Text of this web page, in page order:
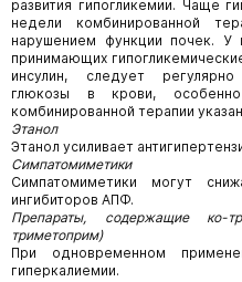
развития гипогликемии. Чаще
недели комбинированной
нарушением функции почек. У
принимающих
инсулин, следует
глюкозы в крови,
комбинированной терапии
Этанол
Этанол усиливает
Симпатомиметики
Симпатомиметики могут
ингибиторов АПФ.
Препараты, содержащие ко-
триметоприм)
При одновременном
гиперкалиемии.